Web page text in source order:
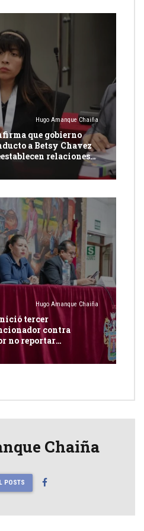
Hugo Amanque Chaiña
que gobierno
a Betsy Chavez
relaciones
Hugo Amanque Chaiña
tercer
contra
no reportar
Chaiña
POSTS